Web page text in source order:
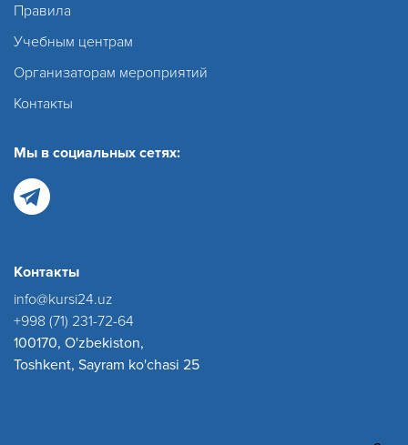
Правила
Учебным центрам
Организаторам мероприятий
Контакты
Мы в социальных сетях:
Контакты
info@kursi24.uz
+998 (71) 231-72-64
100170, O'zbekiston,
Toshkent, Sayram ko'chasi 25